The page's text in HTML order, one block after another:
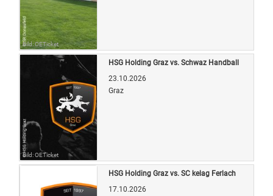
Bild: OETicket
Bild: OETicket
HSG Holding Graz vs. Schwaz Handball
23.10.2026
Graz
HSG Holding Graz vs. SC kelag Ferlach
17.10.2026